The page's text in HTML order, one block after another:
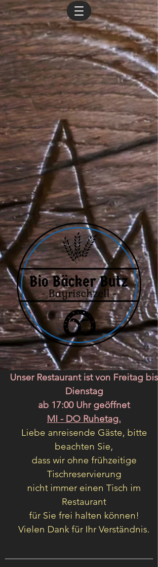
Unser Restaurant ist von Freitag bis
Dienstag
ab 17:00 Uhr geöffnet
MI - DO Ruhetag.
Liebe anreisende Gäste, bitte
beachten Sie,
dass wir ohne frühzeitige
Tischreservierung
nicht immer einen Tisch im
Restaurant
für Sie frei halten können!
Vielen Dank für Ihr Verständnis.